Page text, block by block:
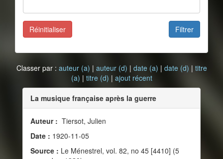
Filtrer
Réinitialiser
Classer par : auteur (a) | auteur (d) | date (a) | date (d) | titre
(a) | titre (d) | ajout récent
La musique française après la guerre
Auteur : Tiersot, Julien
Date : 1920-11-05
Source : Le Ménestrel, vol. 82, no 45 [4410] (5